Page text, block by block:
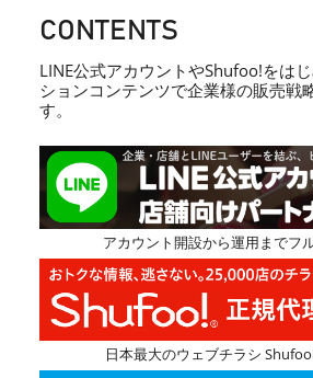
CONTENTS
LINE公式アカウントやShufoo!をは
ションコンテンツで企業様の販売戦
す。
アカウント開設から運用までフ
日本最大のウェブチラシ